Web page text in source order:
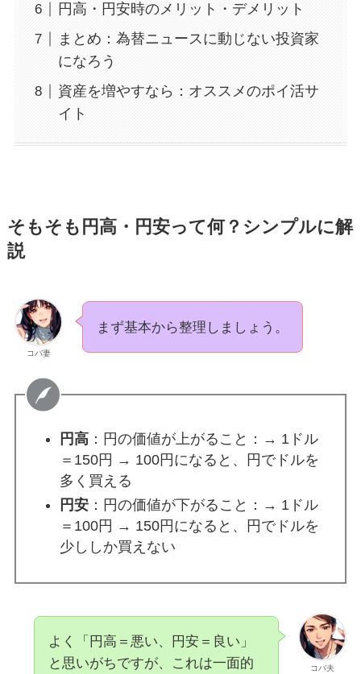
円高・円安時のメリット・デメリット
まとめ：為替ニュースに動じない投資家
になろう
資産を増やすなら：オススメのポイ活サ
イト
そもそも円高・円安って何？シンプルに解
説
コバ妻
まず基本から整理しましょう。
円高：円の価値が上がること：→ 1ドル
＝150円 → 100円になると、円でドルを
多く買える
円安：円の価値が下がること：→ 1ドル
＝100円 → 150円になると、円でドルを
少ししか買えない
コバ夫
よく「円高＝悪い、円安＝良い」
と思いがちですが、これは一面的